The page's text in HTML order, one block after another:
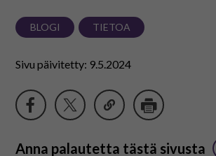
BLOGI TIETOA
Sivu päivitetty: 9.5.2024
Anna palautetta tästä sivusta